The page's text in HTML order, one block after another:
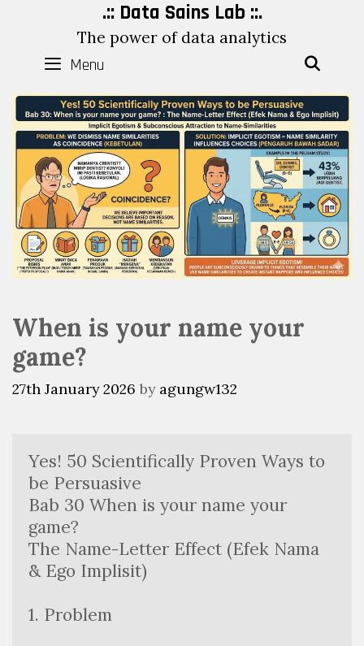
content
.:: Data Sains Lab ::.
The power of data analytics
Menu
When is your name your
game?
27th January 2026 by agungw132
Yes! 50 Scientifically Proven Ways to
be Persuasive
Bab 30 When is your name your
game?
The Name-Letter Effect (Efek Nama
& Ego Implisit)
1. Problem